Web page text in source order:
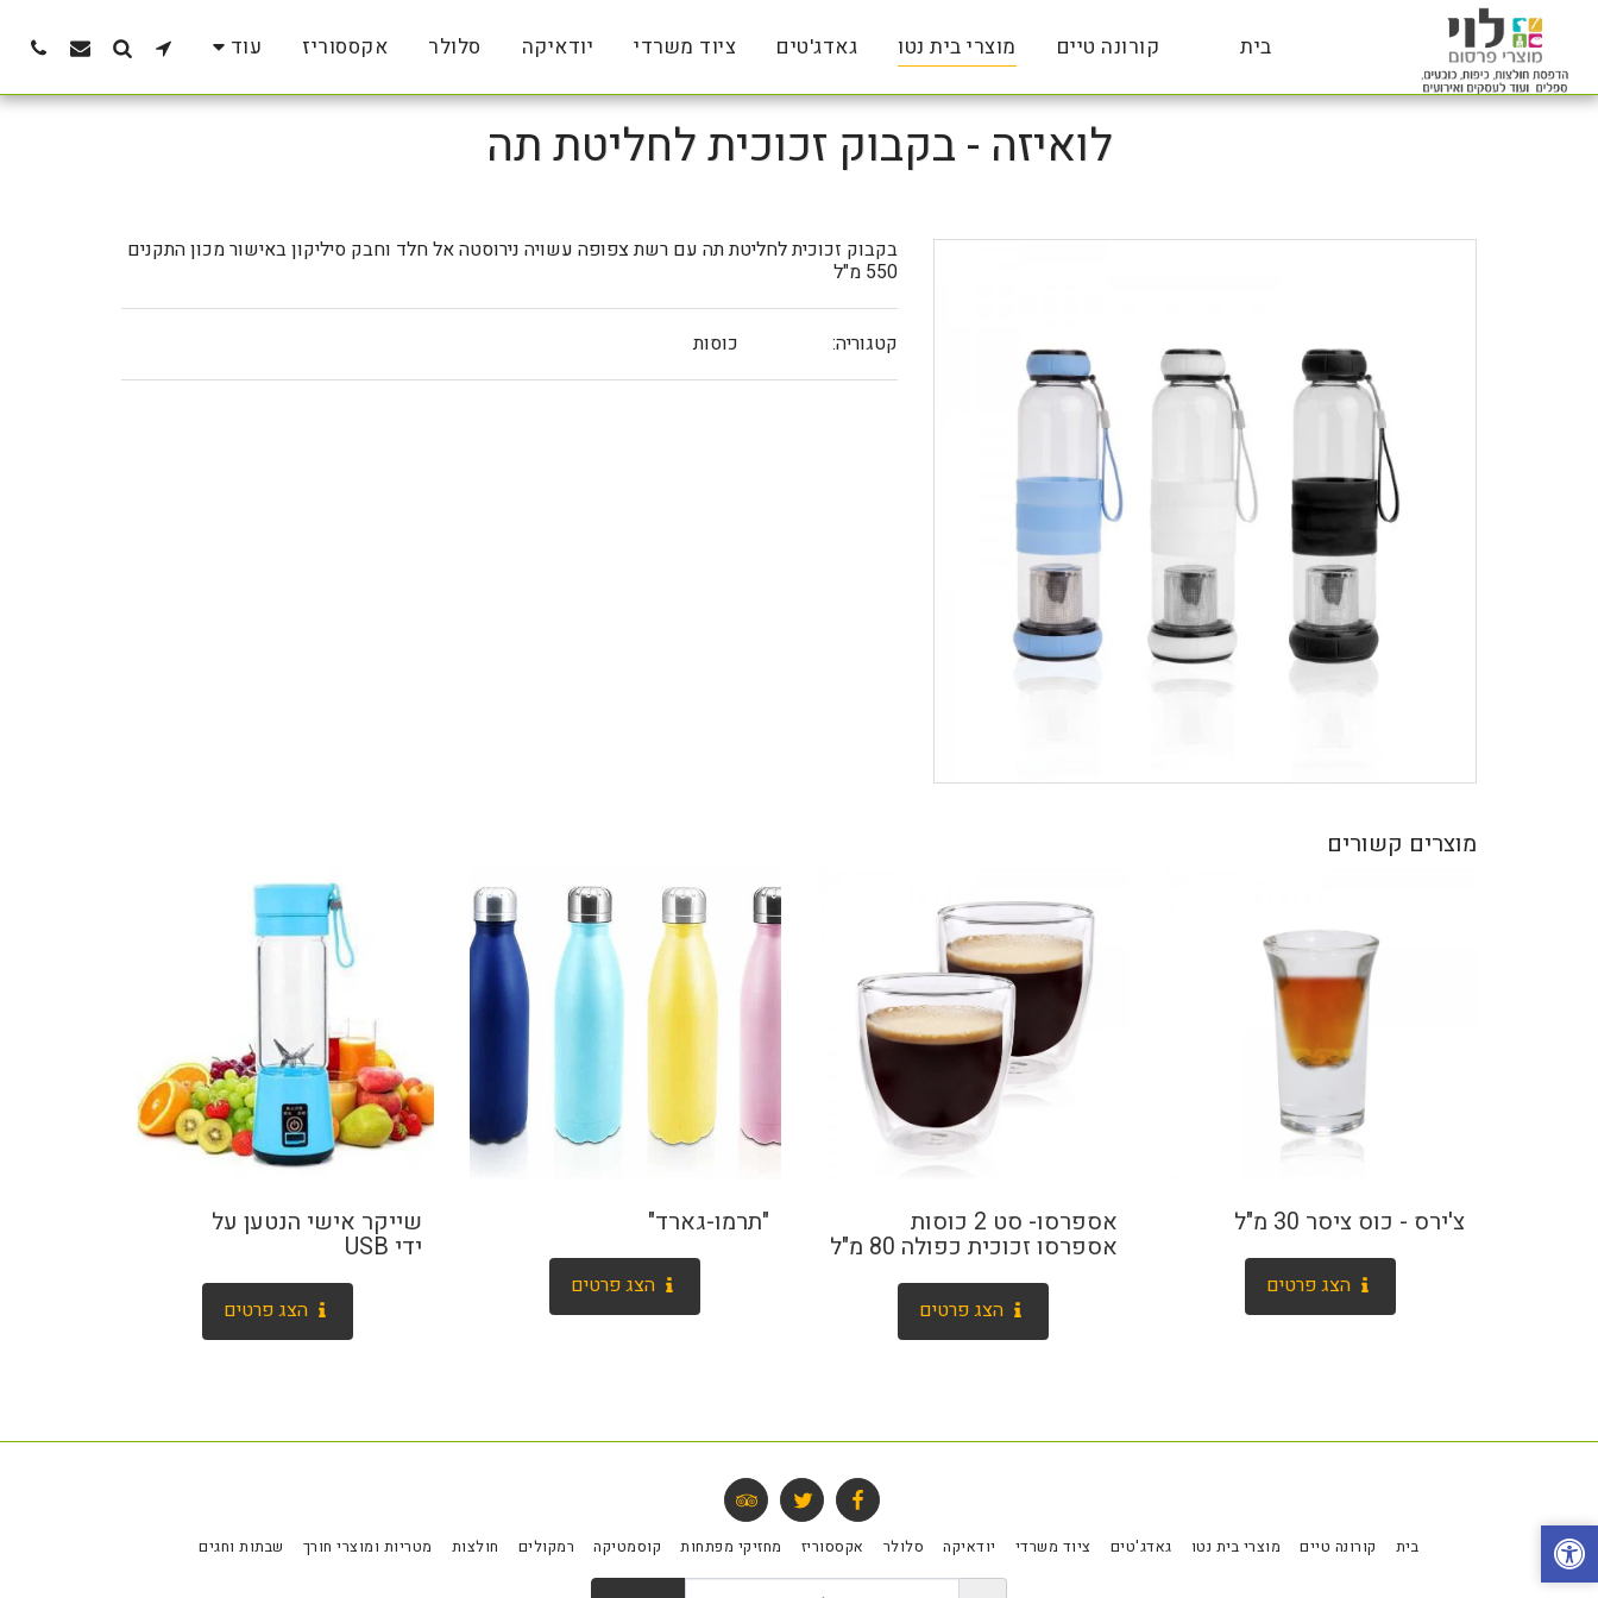
בית קורונה טיים מוצרי בית נטו גאדג'טים ציוד משרדי יודאיקה סלולר אקססוריז עוד
לואיזה - בקבוק זכוכית לחליטת תה
בקבוק זכוכית לחליטת תה עם רשת צפופה עשויה נירוסטה אל חלד וחבק סיליקון באישור מכון התקנים
550 מ"ל
קטגוריה: כוסות
מוצרים קשורים
צ'ירס - כוס ציסר 30 מ"ל
הצג פרטים
אספרסו- סט 2 כוסות
אספרסו זכוכית כפולה 80 מ"ל
הצג פרטים
"תרמו-גארד"
הצג פרטים
שייקר אישי הנטען על
ידי USB
הצג פרטים
בית קורונה טיים מוצרי בית נטו גאדג'טים ציוד משרדי יודאיקה סלולר אקססוריז מחזיקי מפתחות קוסמטיקה רמקולים חולצות מטריות ומוצרי חורך שבתות וחגים